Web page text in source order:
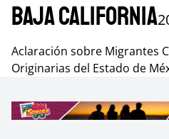
Baja California
Aclaración sobre Migrantes
Originarias del Estado de